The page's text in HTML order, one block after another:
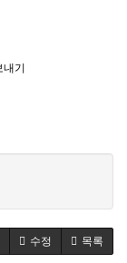
수정 목록